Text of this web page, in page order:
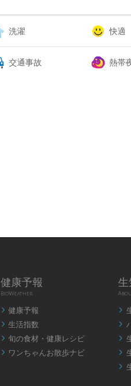
洗濯 快適
交通事故 熱帯
健康予報
BioWeather
 健康予報
 生活指数
 旬の食材・健康レシピ
 ワンちゃんお散歩ナビ
生




